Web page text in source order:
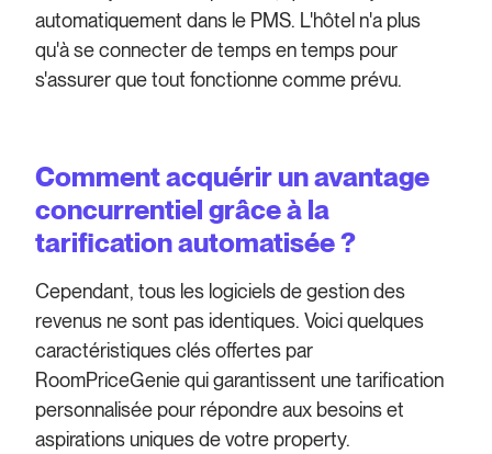
automatiquement dans le PMS. L'hôtel n'a plus
qu'à se connecter de temps en temps pour
s'assurer que tout fonctionne comme prévu.
Comment acquérir un avantage
concurrentiel grâce à la
tarification automatisée ?
Cependant, tous les logiciels de gestion des
revenus ne sont pas identiques. Voici quelques
caractéristiques clés offertes par
RoomPriceGenie qui garantissent une tarification
personnalisée pour répondre aux besoins et
aspirations uniques de votre property.